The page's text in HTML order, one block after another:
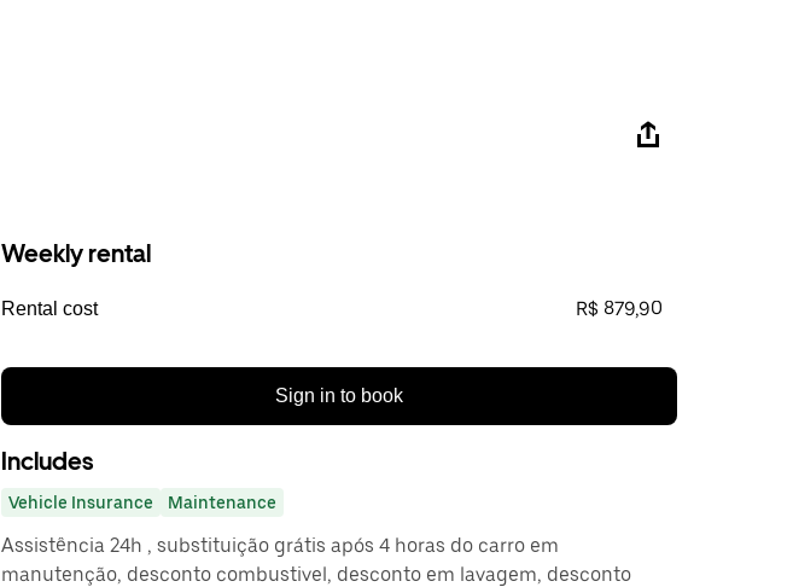
Weekly rental
Rental cost R$ 879,90
Sign in to book
Includes
Vehicle Insurance Maintenance
Assistência 24h , substituição grátis após 4 horas do carro em
manutenção, desconto combustivel, desconto em lavagem, desconto